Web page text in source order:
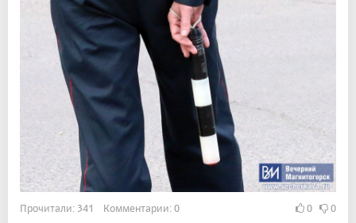
Прочитали: 341 Комментарии: 0 0 0